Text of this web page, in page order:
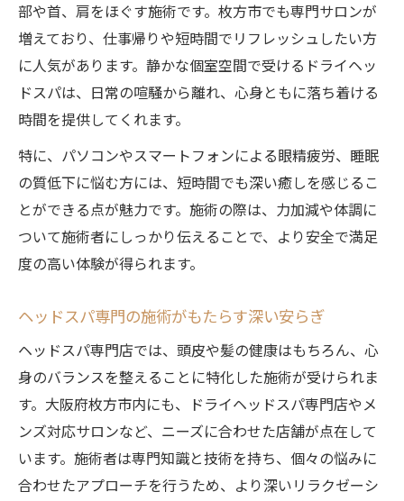
部や首、肩をほぐす施術です。枚方市でも専門サロンが
増えており、仕事帰りや短時間でリフレッシュしたい方
に人気があります。静かな個室空間で受けるドライヘッ
ドスパは、日常の喧騒から離れ、心身ともに落ち着ける
時間を提供してくれます。
特に、パソコンやスマートフォンによる眼精疲労、睡眠
の質低下に悩む方には、短時間でも深い癒しを感じるこ
とができる点が魅力です。施術の際は、力加減や体調に
ついて施術者にしっかり伝えることで、より安全で満足
度の高い体験が得られます。
ヘッドスパ専門の施術がもたらす深い安らぎ
ヘッドスパ専門店では、頭皮や髪の健康はもちろん、心
身のバランスを整えることに特化した施術が受けられま
す。大阪府枚方市内にも、ドライヘッドスパ専門店やメ
ンズ対応サロンなど、ニーズに合わせた店舗が点在して
います。施術者は専門知識と技術を持ち、個々の悩みに
合わせたアプローチを行うため、より深いリラクゼーシ